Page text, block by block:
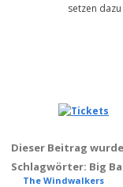
setzen
Dieser Beitrag
Schlagwörter: Big
The Windwalkers